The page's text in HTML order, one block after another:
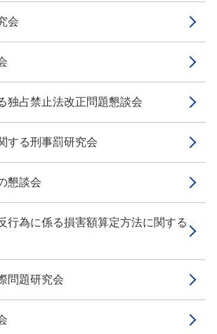
会
独占禁止法改正問題懇談会
する刑事罰研究会
懇談会
行為に係る損害額算定方法に関する
問題研究会